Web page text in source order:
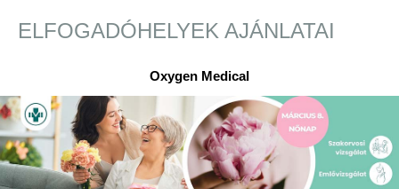
ELFOGADÓHELYEK AJÁNLATAI
Oxygen Medical